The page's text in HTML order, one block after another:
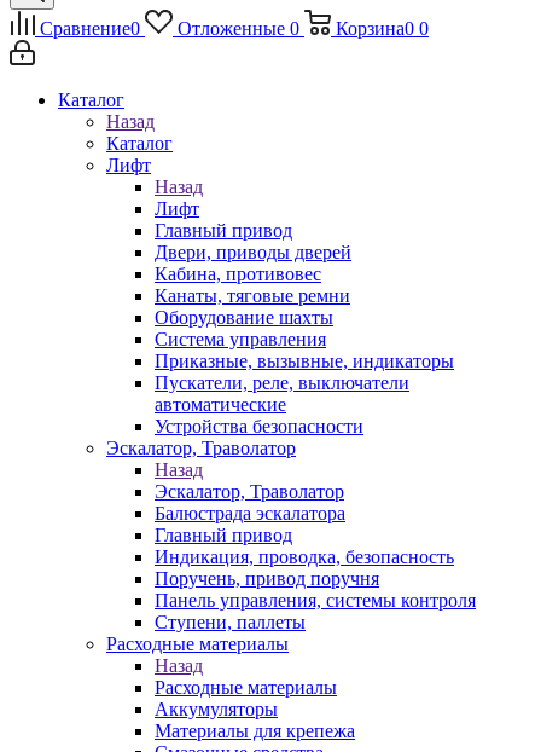
Сравнение0 Отложенные 0 Корзина0 0
Каталог
Назад
Каталог
Лифт
Назад
Лифт
Главный привод
Двери, приводы дверей
Кабина, противовес
Канаты, тяговые ремни
Оборудование шахты
Система управления
Приказные, вызывные, индикаторы
Пускатели, реле, выключатели
автоматические
Устройства безопасности
Эскалатор, Траволатор
Назад
Эскалатор, Траволатор
Балюстрада эскалатора
Главный привод
Индикация, проводка, безопасность
Поручень, привод поручня
Панель управления, системы контроля
Ступени, паллеты
Расходные материалы
Назад
Расходные материалы
Аккумуляторы
Материалы для крепежа